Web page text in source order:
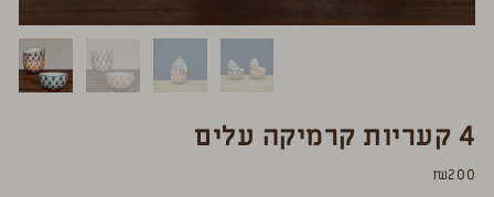
4 קעריות קרמיקה עלים
₪200